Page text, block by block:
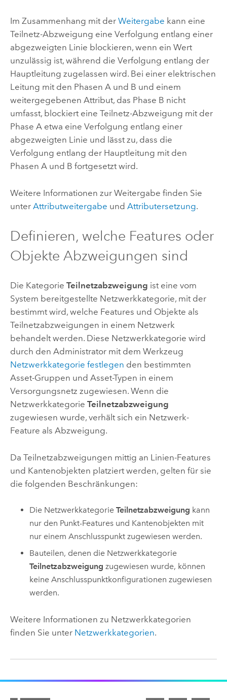
Im Zusammenhang mit der Weitergabe kann eine
Teilnetz-Abzweigung eine Verfolgung entlang einer
abgezweigten Linie blockieren, wenn ein Wert
unzulässig ist, während die Verfolgung entlang der
Hauptleitung zugelassen wird. Bei einer elektrischen
Leitung mit den Phasen A und B und einem
weitergegebenen Attribut, das Phase B nicht
umfasst, blockiert eine Teilnetz-Abzweigung mit der
Phase A etwa eine Verfolgung entlang einer
abgezweigten Linie und lässt zu, dass die
Verfolgung entlang der Hauptleitung mit den
Phasen A und B fortgesetzt wird.
Weitere Informationen zur Weitergabe finden Sie
unter Attributweitergabe und Attributersetzung.
Definieren, welche Features oder
Objekte Abzweigungen sind
Die Kategorie Teilnetzabzweigung ist eine vom
System bereitgestellte Netzwerkkategorie, mit der
bestimmt wird, welche Features und Objekte als
Teilnetzabzweigungen in einem Netzwerk
behandelt werden. Diese Netzwerkkategorie wird
durch den Administrator mit dem Werkzeug
Netzwerkkategorie festlegen den bestimmten
Asset-Gruppen und Asset-Typen in einem
Versorgungsnetz zugewiesen. Wenn die
Netzwerkkategorie Teilnetzabzweigung
zugewiesen wurde, verhält sich ein Netzwerk-
Feature als Abzweigung.
Da Teilnetzabzweigungen mittig an Linien-Features
und Kantenobjekten platziert werden, gelten für sie
die folgenden Beschränkungen:
Die NetzwerkkategorieTeilnetzabzweigung kann
nur den Punkt-Features und Kantenobjekten mit
nur einem Anschlusspunkt zugewiesen werden.
Bauteilen, denen die Netzwerkkategorie
Teilnetzabzweigung zugewiesen wurde, können
keine Anschlusspunktkonfigurationen zugewiesen
werden.
Weitere Informationen zu Netzwerkkategorien
finden Sie unter Netzwerkkategorien.